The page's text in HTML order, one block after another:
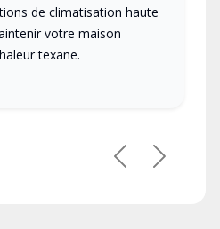
de climatisation haute
votre maison
texane.
PrécédentSuivant